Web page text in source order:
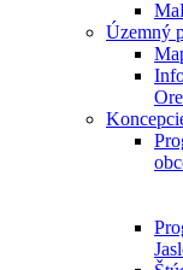
Územný